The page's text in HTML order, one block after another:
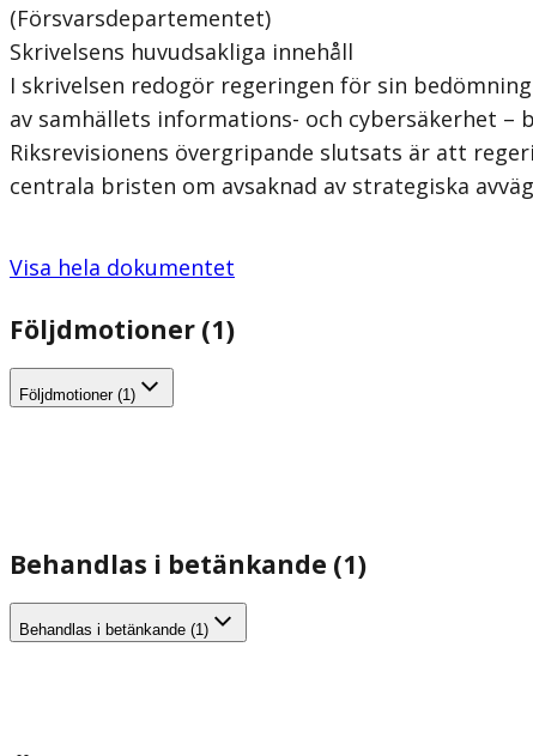
(Försvarsdepartementet)
Skrivelsens huvudsakliga innehåll
I skrivelsen redogör regeringen för sin
av samhällets informations- och cybersäkerhet –
Riksrevisionens övergripande slutsats är att
centrala bristen om avsaknad av strategiska
Visa hela dokumentet
Följdmotioner (1)
Följdmotioner (1)
Behandlas i betänkande (1)
Behandlas i betänkande (1)